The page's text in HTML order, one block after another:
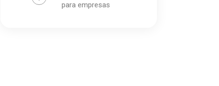
para empresas